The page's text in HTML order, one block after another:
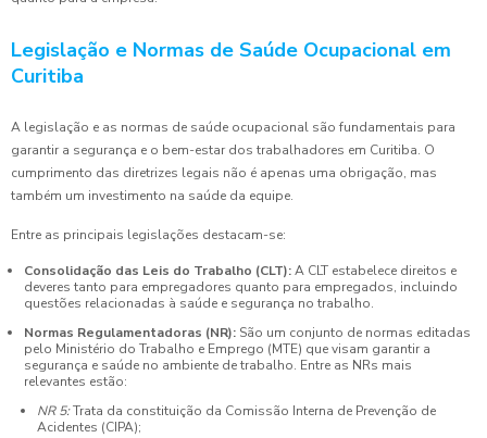
Legislação e Normas de Saúde Ocupacional em
Curitiba
A legislação e as normas de saúde ocupacional são fundamentais para
garantir a segurança e o bem-estar dos trabalhadores em Curitiba. O
cumprimento das diretrizes legais não é apenas uma obrigação, mas
também um investimento na saúde da equipe.
Entre as principais legislações destacam-se:
Consolidação das Leis do Trabalho (CLT):A CLT estabelece direitos e
deveres tanto para empregadores quanto para empregados, incluindo
questões relacionadas à saúde e segurança no trabalho.
Normas Regulamentadoras (NR): São um conjunto de normas editadas
pelo Ministério do Trabalho e Emprego (MTE) que visam garantir a
segurança e saúde no ambiente de trabalho. Entre as NRs mais
relevantes estão:
NR 5:Trata da constituição da Comissão Interna de Prevenção de
Acidentes (CIPA);